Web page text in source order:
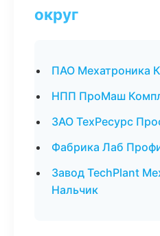
округ
ПАО Мехатроника
НПП ПроМаш
ЗАО ТехРесурс
Фабрика Лаб
Завод TechPlant
Нальчик